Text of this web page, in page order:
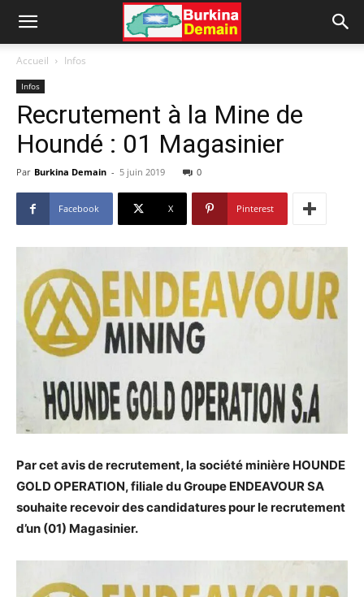
Accueil Infos
Infos
Recrutement à la Mine de
Houndé : 01 Magasinier
Par Burkina Demain - 5 juin 2019 0
Facebook X Pinterest
Par cet avis de recrutement, la société minière HOUNDE
GOLD OPERATION, filiale du Groupe ENDEAVOUR SA
souhaite recevoir des candidatures pour le recrutement
d’un (01) Magasinier.